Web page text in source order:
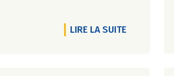
ZÉRO DÉCHETLIRE LA SUITEDE